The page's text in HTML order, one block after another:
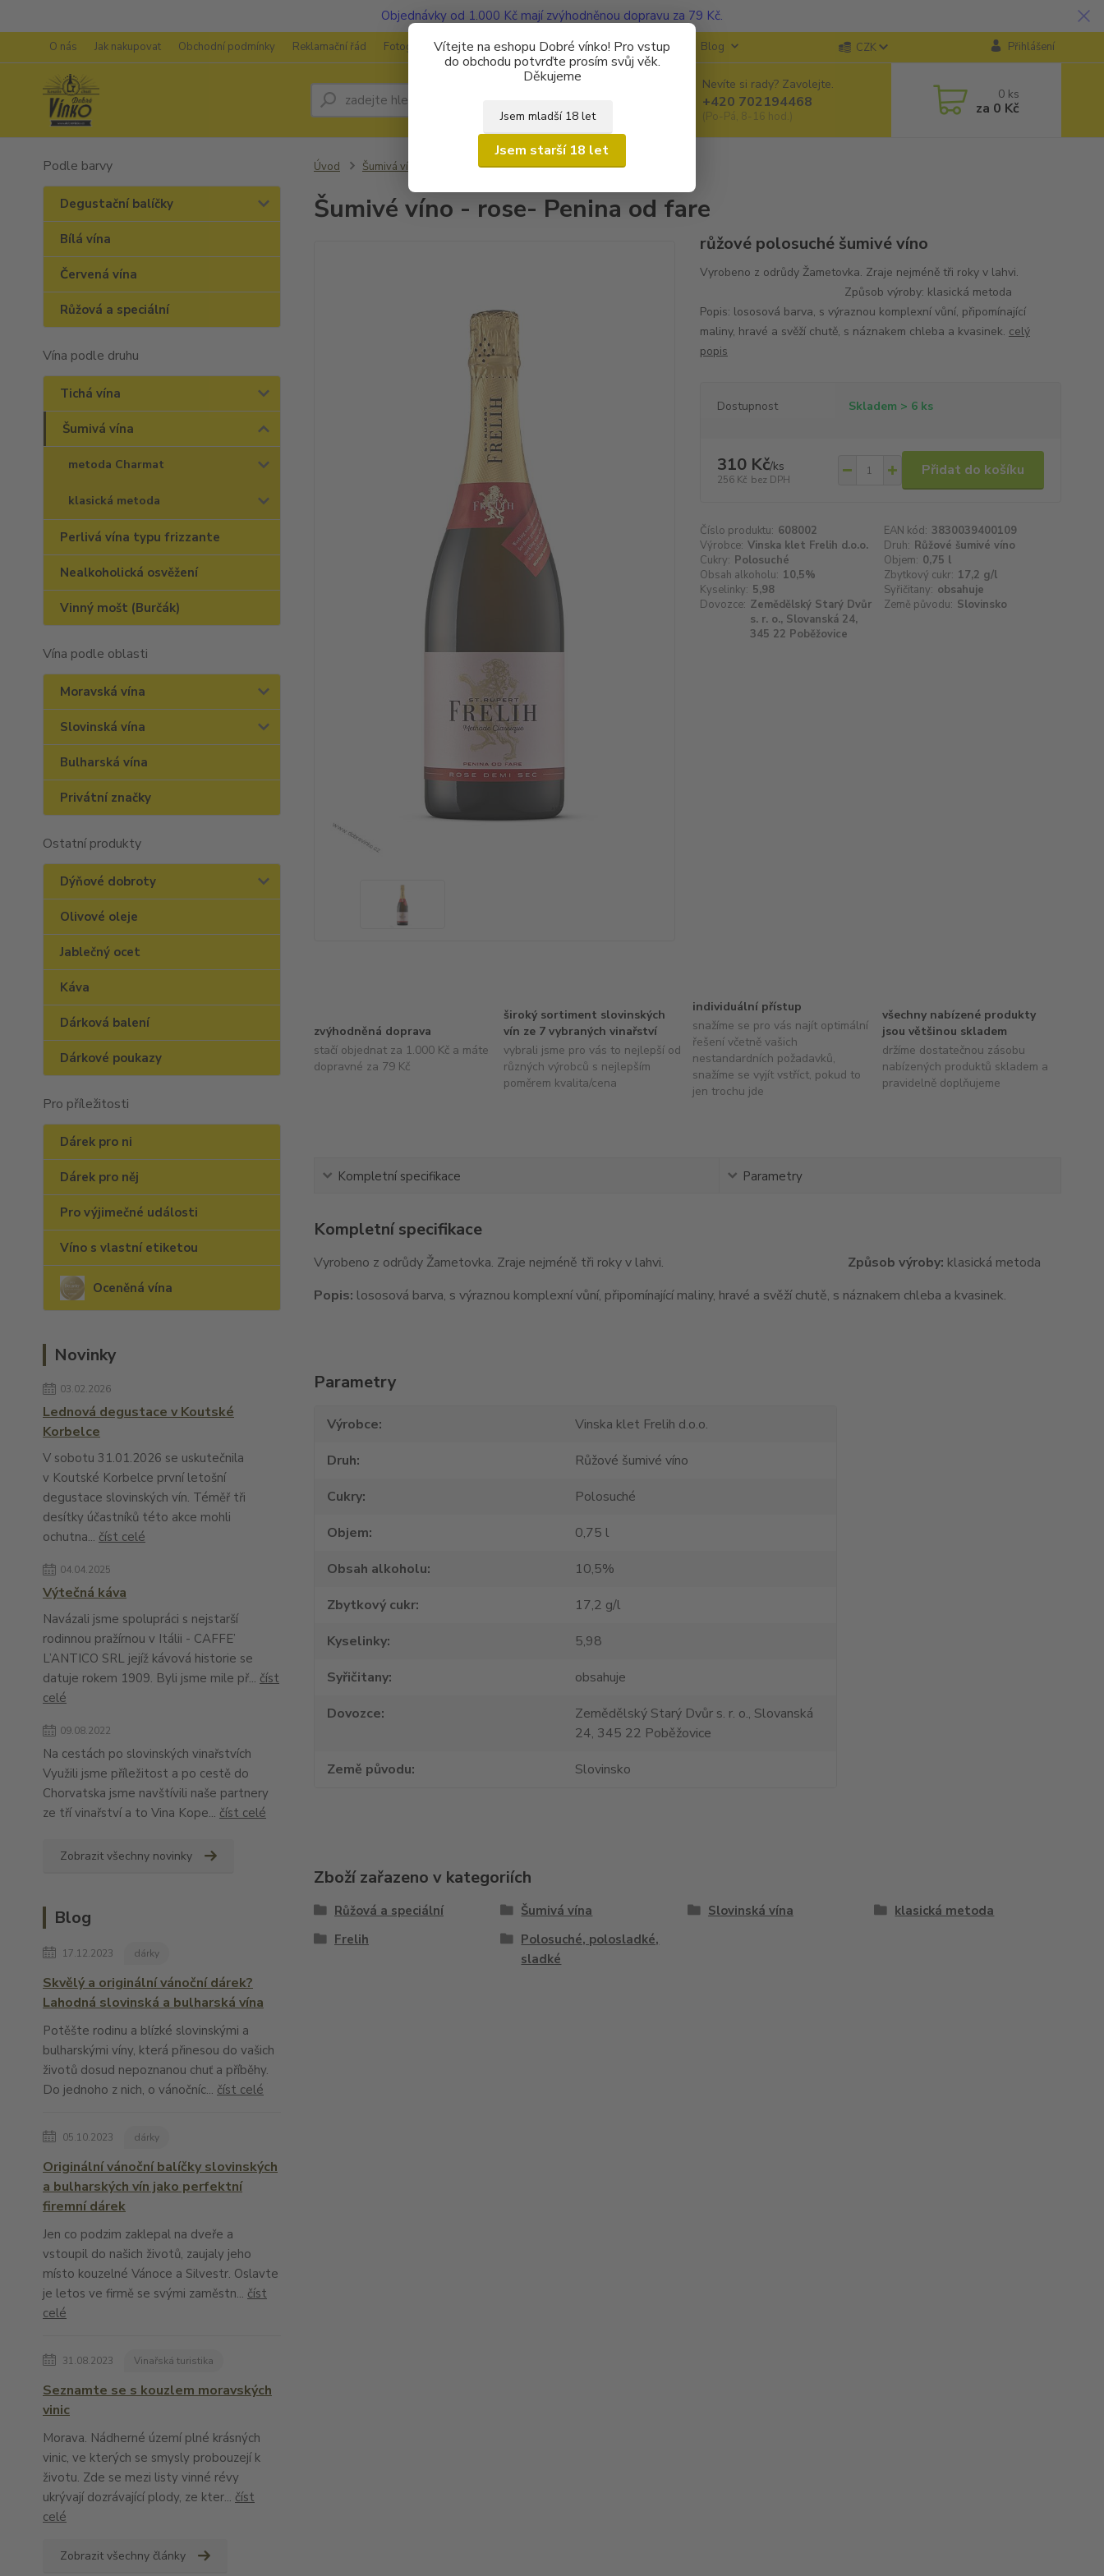
Objednávky od 1.000 Kč mají zvýhodněnou dopravu za 79 Kč.
Vítejte na eshopu Dobré vínko! Pro vstup
do obchodu potvrďte prosím svůj věk.
Děkujeme
Jsem mladší 18 let
Jsem starší 18 let
O nás Jak nakupovat Obchodní podmínky Reklamační řád Fotogalerie Kontakty Ochrana soukromí O vinařstvích Blog CZK Přihlášení
Nevíte si rady? Zavolejte.
+420 702194468
(Po-Pá, 8-16 hod.)
0 ks
za 0 Kč
Podle barvy
Degustační balíčky
Bílá vína
Červená vína
Růžová a speciální
Vína podle druhu
Tichá vína
Šumivá vína
metoda Charmat
klasická metoda
Perlivá vína typu frizzante
Nealkoholická osvěžení
Vinný mošt (Burčák)
Vína podle oblasti
Moravská vína
Slovinská vína
Bulharská vína
Privátní značky
Ostatní produkty
Dýňové dobroty
Olivové oleje
Jablečný ocet
Káva
Dárková balení
Dárkové poukazy
Pro příležitosti
Dárek pro ni
Dárek pro něj
Pro výjimečné události
Víno s vlastní etiketou
Oceněná vína
Novinky
03.02.2026
Lednová degustace v Koutské
Korbelce
V sobotu 31.01.2026 se uskutečnila
v Koutské Korbelce první letošní
degustace slovinských vín. Téměř tři
desítky účastníků této akce mohli
ochutna... číst celé
04.04.2025
Výtečná káva
Navázali jsme spolupráci s nejstarší
rodinnou pražírnou v Itálii - CAFFE’
L’ANTICO SRL jejíž kávová historie se
datuje rokem 1909. Byli jsme mile př... číst
celé
09.08.2022
Na cestách po slovinských vinařstvích
Využili jsme příležitost a po cestě do
Chorvatska jsme navštívili naše partnery
ze tří vinařství a to Vina Kope... číst celé
Zobrazit všechny novinky
Blog
17.12.2023 dárky
Skvělý a originální vánoční dárek?
Lahodná slovinská a bulharská vína
Potěšte rodinu a blízké slovinskými a
bulharskými víny, která přinesou do vašich
životů dosud nepoznanou chuť a příběhy.
Do jednoho z nich, o vánočníc... číst celé
05.10.2023 dárky
Originální vánoční balíčky slovinských
a bulharských vín jako perfektní
firemní dárek
Jen co podzim zaklepal na dveře a
vstoupil do našich životů, zaujaly jeho
místo kouzelné Vánoce a Silvestr. Oslavte
je letos ve firmě se svými zaměstn... číst
celé
31.08.2023 Vinařská turistika
Seznamte se s kouzlem moravských
vinic
Morava. Nádherné území plné krásných
vinic, ve kterých se smysly probouzejí k
životu. Zde se mezi listy vinné révy
ukrývají dozrávající plody, ze kter... číst
celé
Zobrazit všechny články
Úvod Šumivá vína Šumivé víno - rose- Penina od fare
Šumivé víno - rose- Penina od fare
růžové polosuché šumivé víno
Vyrobeno z odrůdy Žametovka. Zraje nejméně tři roky v lahvi.
Způsob výroby: klasická metoda
Popis: lososová barva, s výraznou komplexní vůní, připomínající
maliny, hravé a svěží chutě, s náznakem chleba a kvasinek. celý
popis
Dostupnost Skladem > 6 ks
310 Kč/ks
256 Kč bez DPH
Přidat do košíku
Číslo produktu: 608002 EAN kód: 3830039400109
Výrobce: Vinska klet Frelih d.o.o. Druh: Růžové šumivé víno
Cukry: Polosuché Objem: 0,75 l
Obsah alkoholu: 10,5% Zbytkový cukr: 17,2 g/l
Kyselinky: 5,98 Syřičitany: obsahuje
Dovozce: Zemědělský Starý Dvůr
s. r. o., Slovanská 24,
345 22 Poběžovice
Země původu: Slovinsko
zvýhodněná doprava
stačí objednat za 1.000 Kč a máte
dopravné za 79 Kč
široký sortiment slovinských
vín ze 7 vybraných vinařství
vybrali jsme pro vás to nejlepší od
různých výrobců s nejlepším
poměrem kvalita/cena
individuální přístup
snažíme se pro vás najít optimální
řešení včetně vašich
nestandardních požadavků,
snažíme se vyjít vstříct, pokud to
jen trochu jde
všechny nabízené produkty
jsou většinou skladem
držíme dostatečnou zásobu
nabízených produktů skladem a
pravidelně doplňujeme
Kompletní specifikace Parametry
Kompletní specifikace
Vyrobeno z odrůdy Žametovka. Zraje nejméně tři roky v lahvi. Způsob výroby: klasická metoda
Popis: lososová barva, s výraznou komplexní vůní, připomínající maliny, hravé a svěží chutě, s náznakem chleba a kvasinek.
Parametry
Výrobce
Vinska klet Frelih d.o.o.
Druh
Růžové šumivé víno
Cukry
Polosuché
Objem
0,75 l
Obsah alkoholu
10,5%
Zbytkový cukr
17,2 g/l
Kyselinky
5,98
Syřičitany
obsahuje
Dovozce
Zemědělský Starý Dvůr s. r. o., Slovanská
24, 345 22 Poběžovice
Země původu
Slovinsko
Zboží zařazeno v kategoriích
Růžová a speciální Šumivá vína Slovinská vína
klasická metoda
Frelih
Polosuché, polosladké,
sladké